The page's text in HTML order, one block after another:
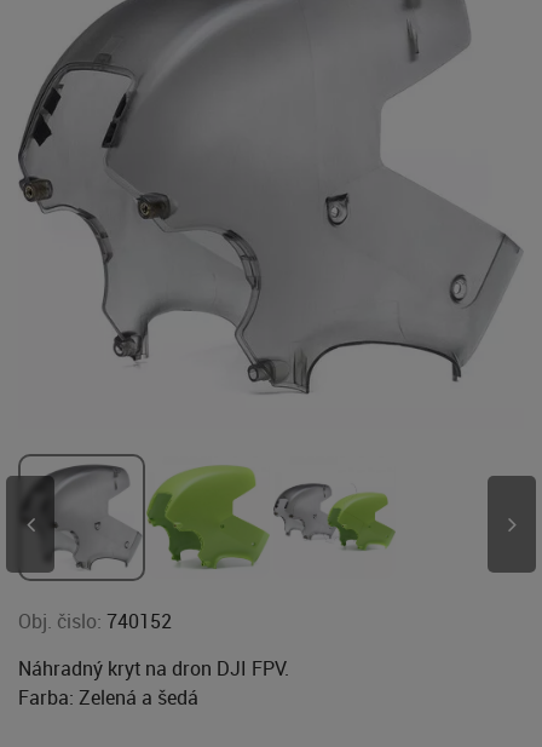
Obj. čislo: 740152
Náhradný kryt na dron DJI FPV.
Farba: Zelená a šedá